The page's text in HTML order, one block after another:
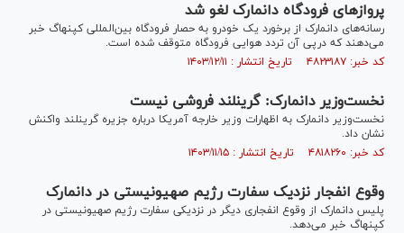
پروازهای فرودگاه دانمارک لغو شد
رسانه‌های دانمارک از برخورد یک خودرو به حصار فرودگاه بین‌المللی کپنهاگ خبر
می‌دهند که درپی آن تردد هوایی فرودگاه متوقف شده است.
کد خبر: ۴۸۲۳۱۸۷ تاریخ انتشار : ۱۴۰۳/۱۲/۱۱
نخست‌وزیر دانمارک: گرینلند فروشی نیست
نخست‌وزیر دانمارک به اظهارات وزیر خارجه آمریکا درباره جزیره گرینلند واکنش
نشان داد.
کد خبر: ۴۸۱۸۲۶۰ تاریخ انتشار : ۱۴۰۳/۱۱/۱۵
وقوع انفجار نزدیک سفارت رژیم صهیونیستی در دانمارک
پلیس دانمارک از وقوع انفجاری دیگر در نزدیکی سفارت رژیم صهیونیستی در
کپنهاگ خبر می‌دهد.